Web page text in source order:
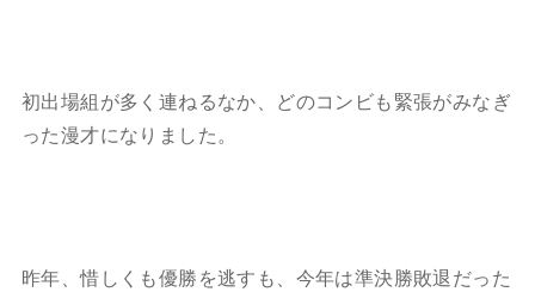
初出場組が多く連ねるなか、どのコンビも緊張がみなぎ
った漫才になりました。
昨年、惜しくも優勝を逃すも、今年は準決勝敗退だった